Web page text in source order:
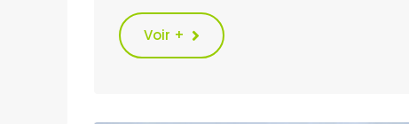
Voir +